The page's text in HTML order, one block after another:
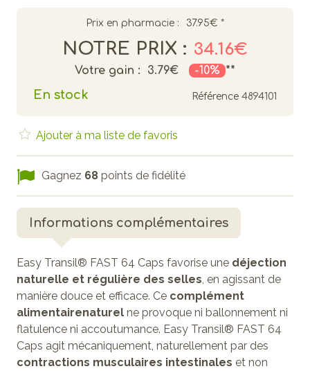
Prix en pharmacie : 37.95€ *
NOTRE PRIX : 34.16€
Votre gain : 3.79€ -10% **
En stock Référence 4894101
Ajouter à ma liste de favoris
Gagnez 68 points de fidélité
Informations complémentaires
Easy Transil® FAST 64 Caps favorise une déjection
naturelle et régulière des selles , en agissant de
manière douce et efficace. Ce complément
alimentairenaturel ne provoque ni ballonnement ni
flatulence ni accoutumance. Easy Transil® FAST 64
Caps agit mécaniquement, naturellement par des
contractions musculaires intestinales et non